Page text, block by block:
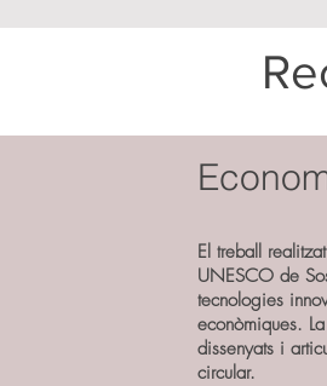
El treball
UNESCO de
tecnologies
econòmiques.
dissenyats i
circular.